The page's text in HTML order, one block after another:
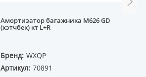
Амортизатор багажника M626 GD
(хэтчбек) кт L+R
Бренд: WXQP
Артикул: 70891